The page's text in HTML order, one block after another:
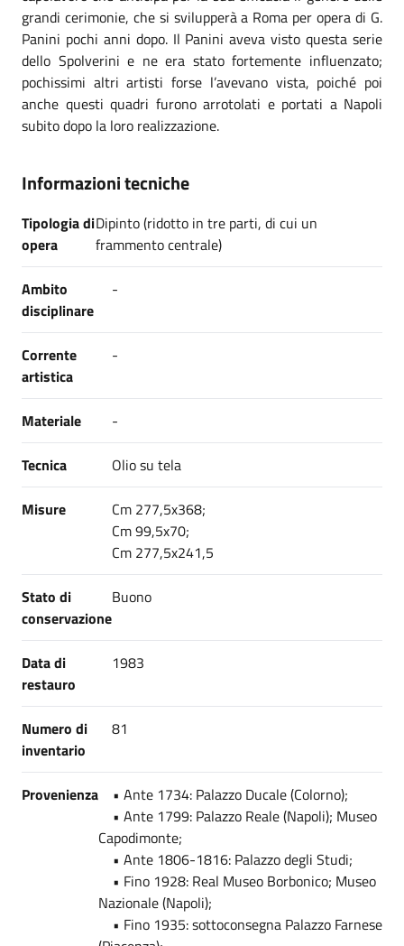
grandi cerimonie, che si svilupperà a Roma per opera di G.
Panini pochi anni dopo. Il Panini aveva visto questa serie
dello Spolverini e ne era stato fortemente influenzato;
pochissimi altri artisti forse l’avevano vista, poiché poi
anche questi quadri furono arrotolati e portati a Napoli
subito dopo la loro realizzazione.
Informazioni tecniche
Tipologia di
opera
Dipinto (ridotto in tre parti, di cui un
frammento centrale)
Ambito
disciplinare
-
Corrente
artistica
-
Materiale -
Tecnica Olio su tela
Misure
Cm 277,5x368;
Cm 99,5x70;
Cm 277,5x241,5
Stato di
conservazione
Buono
Data di
restauro
1983
Numero di
inventario
81
Provenienza • Ante 1734: Palazzo Ducale (Colorno);
• Ante 1799: Palazzo Reale (Napoli); Museo
Capodimonte;
• Ante 1806-1816: Palazzo degli Studi;
• Fino 1928: Real Museo Borbonico; Museo
Nazionale (Napoli);
• Fino 1935: sottoconsegna Palazzo Farnese